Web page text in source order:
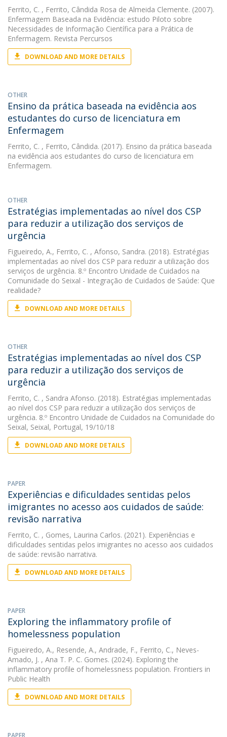
Ferrito, C. , Ferrito, Cândida Rosa de Almeida Clemente. (2007).
Enfermagem Baseada na Evidência: estudo Piloto sobre
Necessidades de Informação Científica para a Prática de
Enfermagem. Revista Percursos
DOWNLOAD AND MORE DETAILS
OTHER
Ensino da prática baseada na evidência aos
estudantes do curso de licenciatura em
Enfermagem
Ferrito, C. , Ferrito, Cândida. (2017). Ensino da prática baseada
na evidência aos estudantes do curso de licenciatura em
Enfermagem.
OTHER
Estratégias implementadas ao nível dos CSP
para reduzir a utilização dos serviços de
urgência
Figueiredo, A., Ferrito, C. , Afonso, Sandra. (2018). Estratégias
implementadas ao nível dos CSP para reduzir a utilização dos
serviços de urgência. 8.º Encontro Unidade de Cuidados na
Comunidade do Seixal - Integração de Cuidados de Saúde: Que
realidade?
DOWNLOAD AND MORE DETAILS
OTHER
Estratégias implementadas ao nível dos CSP
para reduzir a utilização dos serviços de
urgência
Ferrito, C. , Sandra Afonso. (2018). Estratégias implementadas
ao nível dos CSP para reduzir a utilização dos serviços de
urgência. 8.º Encontro Unidade de Cuidados na Comunidade do
Seixal, Seixal, Portugal, 19/10/18
DOWNLOAD AND MORE DETAILS
PAPER
Experiências e dificuldades sentidas pelos
imigrantes no acesso aos cuidados de saúde:
revisão narrativa
Ferrito, C. , Gomes, Laurina Carlos. (2021). Experiências e
dificuldades sentidas pelos imigrantes no acesso aos cuidados
de saúde: revisão narrativa.
DOWNLOAD AND MORE DETAILS
PAPER
Exploring the inflammatory profile of
homelessness population
Figueiredo, A., Resende, A., Andrade, F., Ferrito, C., Neves-
Amado, J. , Ana T. P. C. Gomes. (2024). Exploring the
inflammatory profile of homelessness population. Frontiers in
Public Health
DOWNLOAD AND MORE DETAILS
PAPER